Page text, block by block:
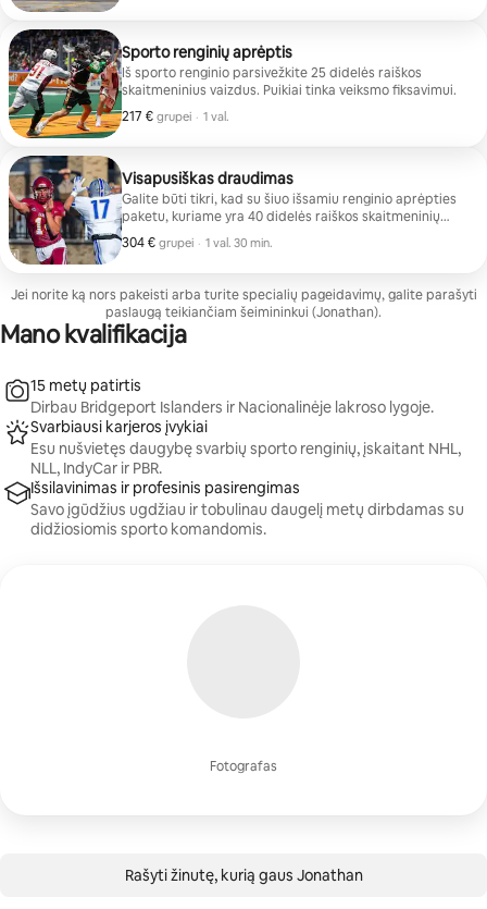
Sporto renginių aprėptis
Iš sporto renginio parsivežkite 25 didelės raiškos
skaitmeninius vaizdus. Puikiai tinka veiksmo fiksavimui.
217 € grupei
217 € grupei
, · 1 val.
Visapusiškas draudimas
Galite būti tikri, kad su šiuo išsamiu renginio aprėpties
paketu, kuriame yra 40 didelės raiškos skaitmeninių
vaizdų, nieko nepraleisite.
304 € grupei
304 € grupei
, · 1 val. 30 min.
Jei norite ką nors pakeisti arba turite specialių pageidavimų, galite parašyti
paslaugą teikiančiam šeimininkui (Jonathan).
Mano kvalifikacija
Fotografas
15 metų patirtis
Dirbau Bridgeport Islanders ir Nacionalinėje lakroso lygoje.
Svarbiausi karjeros įvykiai
Esu nušvietęs daugybę svarbių sporto renginių, įskaitant NHL,
NLL, IndyCar ir PBR.
Išsilavinimas ir profesinis pasirengimas
Savo įgūdžius ugdžiau ir tobulinau daugelį metų dirbdamas su
didžiosiomis sporto komandomis.
Rašyti žinutę, kurią gaus Jonathan